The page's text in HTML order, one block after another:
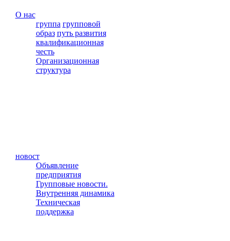
О нас
группа групповой
образ путь развития
квалификационная
честь
Организационная
структура
новост
Объявление
предприятия
Групповые новости.
Внутренняя динамика
Техническая
поддержка